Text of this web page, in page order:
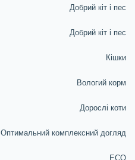
Добрий кiт i пес
Добрий кiт i пес
Кішки
Вологий корм
Дорослі коти
Оптимальний комплексний догляд
EСO